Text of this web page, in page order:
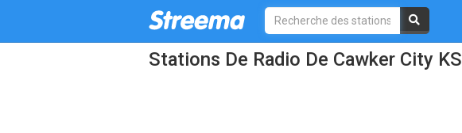
Stations De Radio De Cawker City KS